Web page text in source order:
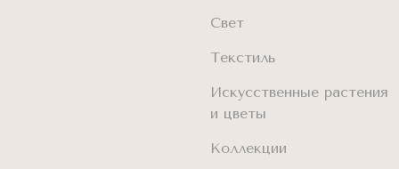
Свет
Текстиль
Искусственные растения
и цветы
Коллекции